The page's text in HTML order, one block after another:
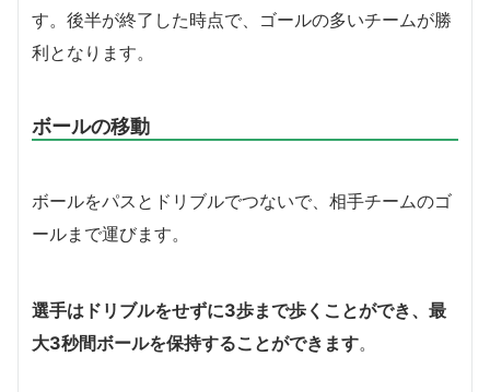
す。後半が終了した時点で、ゴールの多いチームが勝
利となります。
ボールの移動
ボールをパスとドリブルでつないで、相手チームのゴ
ールまで運びます。
選手はドリブルをせずに3歩まで歩くことができ、最
大3秒間ボールを保持することができます。